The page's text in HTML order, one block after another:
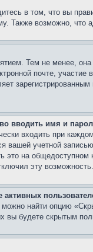
в том, что вы
Также возможно,
Тем не менее,
почте,
вводить имя и
входить при
вашей учетной
на
эту возможность.
можно найти опцию
вы будете скрытым